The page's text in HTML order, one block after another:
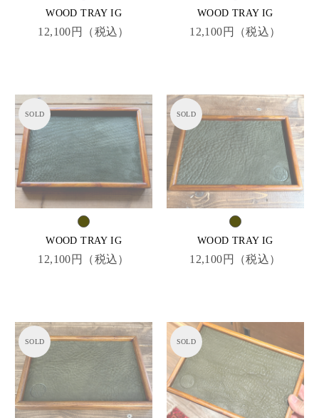
WOOD TRAY IG
12,100円（税込）
WOOD TRAY IG
12,100円（税込）
WOOD TRAY IG
12,100円（税込）
WOOD TRAY IG
12,100円（税込）